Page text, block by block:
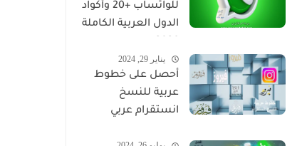
للواتساب +20 وأكواد
الدول العربية الكاملة
يناير 29, 2024
أحصل على خطوط
عربية للنسخ
انستقرام عربي